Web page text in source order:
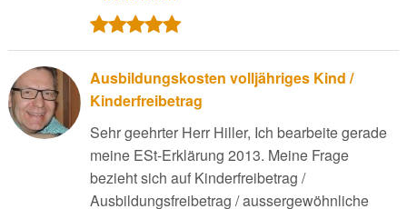
Ausbildungskosten volljähriges Kind /
Kinderfreibetrag
Sehr geehrter Herr Hiller, Ich bearbeite gerade
meine ESt-Erklärung 2013. Meine Frage
bezieht sich auf Kinderfreibetrag /
Ausbildungsfreibetrag / aussergewöhnliche